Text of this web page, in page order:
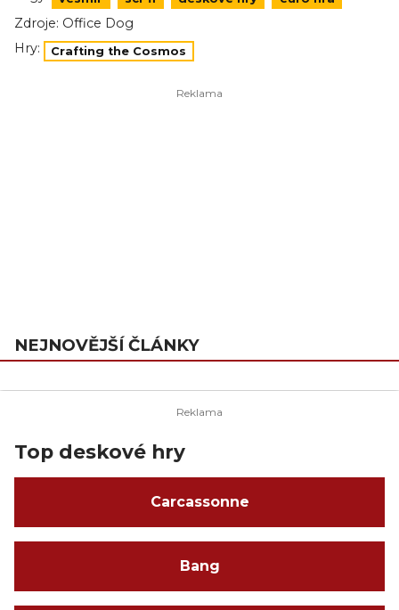
Zdroje: Office Dog
Hry:
Crafting the Cosmos
NEJNOVĚJŠÍ ČLÁNKY
Top deskové hry
Carcassonne
Bang